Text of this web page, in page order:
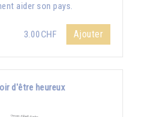
aider son pays.
3.00CHF Ajouter
d'être heureux